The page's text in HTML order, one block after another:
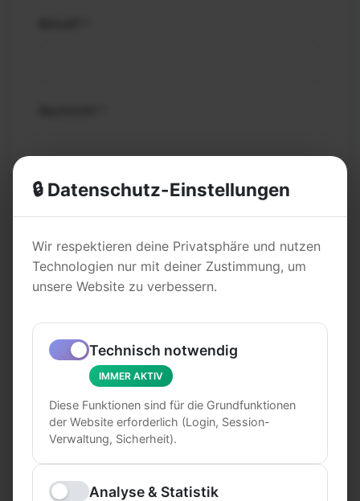
Nachricht senden
Weitere Kontaktmöglichkeiten
sozialisier-bar@palar.de
Wir antworten in der Regel innerhalb von 24
Stunden.
🔒 Datenschutz-Einstellungen
Wir respektieren deine Privatsphäre und nutzen
Technologien nur mit deiner Zustimmung, um
unsere Website zu verbessern.
Technisch notwendig
IMMER AKTIV
Diese Funktionen sind für die Grundfunktionen
der Website erforderlich (Login, Session-
Verwaltung, Sicherheit).
Analyse & Statistik